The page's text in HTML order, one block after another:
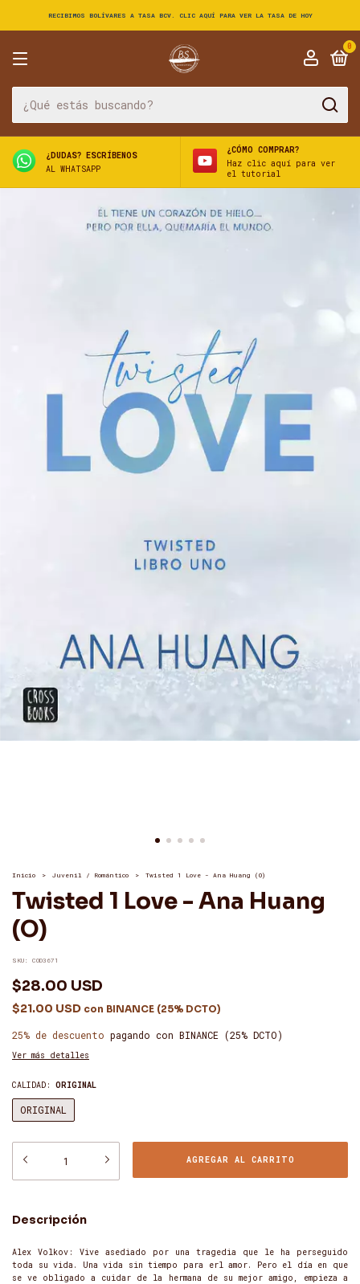
RECIBIMOS BOLÍVARES A TASA BCV. CLIC AQUÍ PARA VER LA TASA DE HOY
0
¿DUDAS? ESCRÍBENOS
AL WHATSAPP
¿CÓMO COMPRAR?
Haz clic aquí para ver
el tutorial
Inicio > Juvenil / Romántico > Twisted 1 Love - Ana Huang (O)
Twisted 1 Love - Ana Huang
(O)
SKU: COD3671
$28.00 USD
$21.00 USD con BINANCE (25% DCTO)
25% de descuento pagando con BINANCE (25% DCTO)
Ver más detalles
CALIDAD: ORIGINAL
ORIGINAL
Descripción
Alex Volkov: Vive asediado por una tragedia que le ha perseguido
toda su vida. Una vida sin tiempo para erl amor. Pero el día en que
se ve obligado a cuidar de la hermana de su mejor amigo, empieza a